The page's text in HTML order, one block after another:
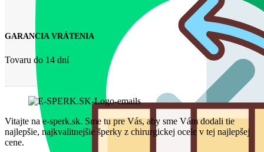
GARANCIA VRÁTENIA
Tovaru do 14 dní
Vitajte na e-sperk.sk. Sme tu pre Vás, aby sme Vám dodali tie
najlepšie, najkvalitnejšie šperky z chirurgickej ocele v tej najlepšej
cene.